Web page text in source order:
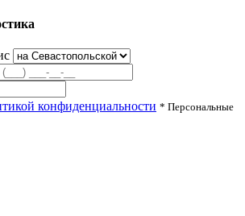
конфиденциальности * Персональные